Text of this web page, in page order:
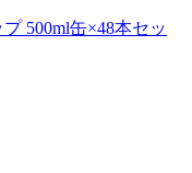
500ml缶×48本セッ